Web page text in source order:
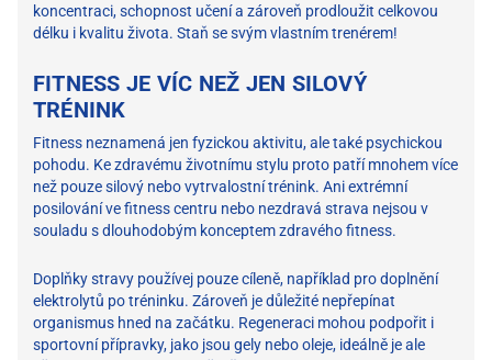
koncentraci, schopnost učení a zároveň prodloužit celkovou
délku i kvalitu života. Staň se svým vlastním trenérem!
FITNESS JE VÍC NEŽ JEN SILOVÝ
TRÉNINK
Fitness neznamená jen fyzickou aktivitu, ale také psychickou
pohodu. Ke zdravému životnímu stylu proto patří mnohem více
než pouze silový nebo vytrvalostní trénink. Ani extrémní
posilování ve fitness centru nebo nezdravá strava nejsou v
souladu s dlouhodobým konceptem zdravého fitness.
Doplňky stravy používej pouze cíleně, například pro doplnění
elektrolytů po tréninku. Zároveň je důležité nepřepínat
organismus hned na začátku. Regeneraci mohou podpořit i
sportovní přípravky, jako jsou gely nebo oleje, ideálně je ale